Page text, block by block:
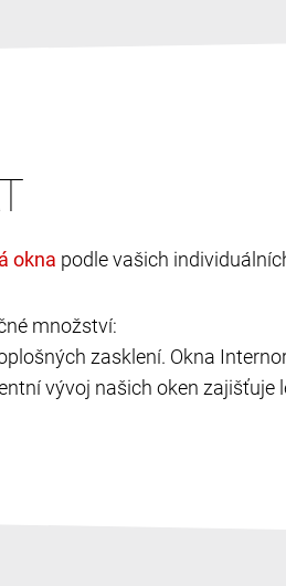
podle vašich
množství:
zasklení. Okna
vývoj našich oken